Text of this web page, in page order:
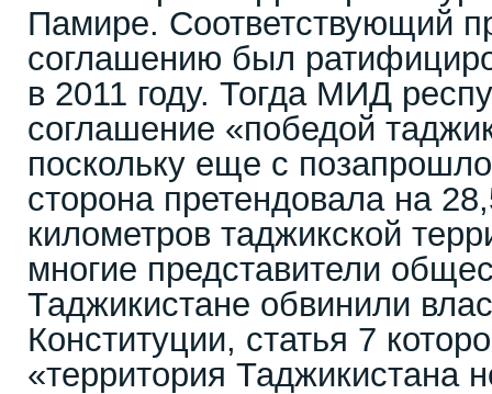
Памире. Соответствующий
соглашению был
в 2011 году. Тогда МИД
соглашение «победой
поскольку еще с
сторона претендовала на
километров таджикской
многие представители
Таджикистане обвинили
Конституции, статья 7
«территория Таджикистана